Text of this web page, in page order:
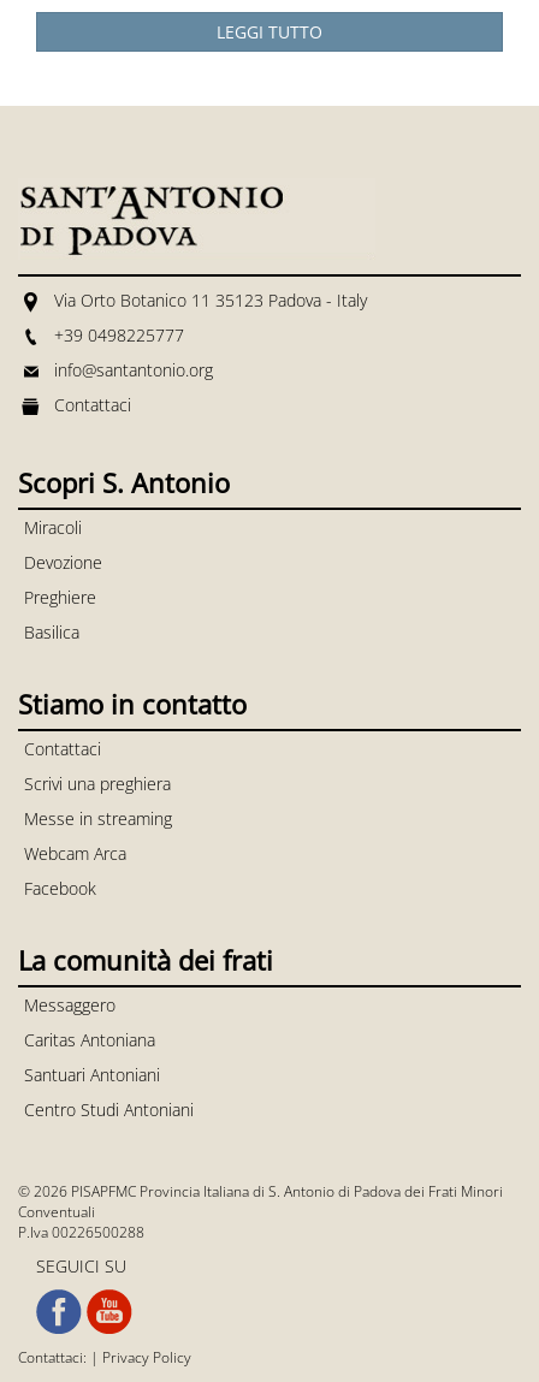
LEGGI TUTTO
Via Orto Botanico 11 35123 Padova - Italy
+39 0498225777
info@santantonio.org
Contattaci
Scopri S. Antonio
Miracoli
Devozione
Preghiere
Basilica
Stiamo in contatto
Contattaci
Scrivi una preghiera
Messe in streaming
Webcam Arca
Facebook
La comunità dei frati
Messaggero
Caritas Antoniana
Santuari Antoniani
Centro Studi Antoniani
© 2026 PISAPFMC Provincia Italiana di S. Antonio di Padova dei Frati Minori
Conventuali
P.Iva 00226500288
SEGUICI SU
Contattaci: | Privacy Policy